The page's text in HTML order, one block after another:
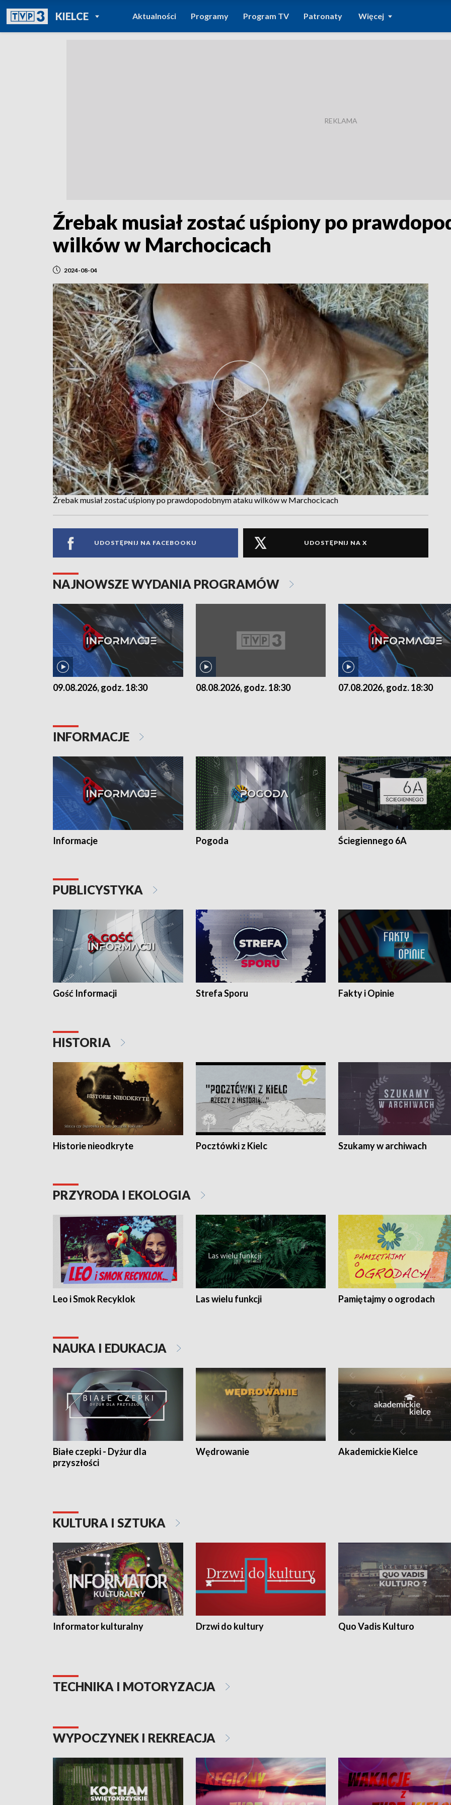
KIELCEPOWRÓT DO
TVP REGIONY
Aktualności Programy Program TV Patronaty Więcej
Źrebak musiał zostać uśpiony po
wilków w Marchocicach
2024-08-04
Źrebak musiał zostać uśpiony po prawdopodobnym ataku wilków w Marchocicach
UDOSTĘPNIJ NA FACEBOOKU UDOSTĘPNIJ NA X
NAJNOWSZE WYDANIA PROGRAMÓW
09.08.2026, godz. 18:30 08.08.2026, godz. 18:30 07.08.2026, godz. 18:30
INFORMACJE
Informacje Pogoda Ściegiennego 6A
PUBLICYSTYKA
Gość Informacji Strefa Sporu Fakty i Opinie
HISTORIA
Historie nieodkryte Pocztówki z Kielc Szukamy w archiwach
PRZYRODA I EKOLOGIA
Leo i Smok Recyklok Las wielu funkcji Pamiętajmy o ogrodach
NAUKA I EDUKACJA
Białe czepki - Dyżur dla
przyszłości
Wędrowanie Akademickie Kielce
KULTURA I SZTUKA
Informator kulturalny Drzwi do kultury Quo Vadis Kulturo
TECHNIKA I MOTORYZACJA
WYPOCZYNEK I REKREACJA